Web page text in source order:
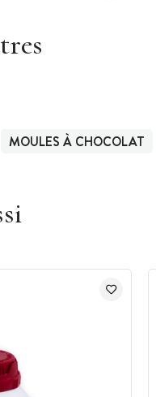
MOULES À CHOCOLAT